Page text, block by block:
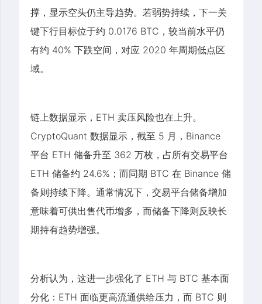
撑，显示空头仍主导趋势。若弱势持续，下一关
键下行目标位于约 0.0176 BTC，较当前水平仍
有约 40% 下跌空间，对应 2020 年周期低点区
域。
链上数据显示，ETH 卖压风险也在上升。
CryptoQuant 数据显示，截至 5 月，Binance
平台 ETH 储备升至 362 万枚，占所有交易平台
ETH 储备约 24.6%；而同期 BTC 在 Binance 储
备则持续下降。通常情况下，交易平台储备增加
意味着可供出售代币增多，而储备下降则反映长
期持有趋势增强。
分析认为，这进一步强化了 ETH 与 BTC 基本面
分化：ETH 面临更高流通供给压力，而 BTC 则